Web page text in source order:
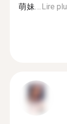
萌妹...Lire